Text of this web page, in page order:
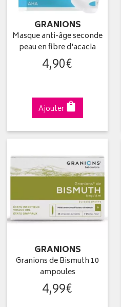
GRANIONS
Masque anti-âge seconde
peau en fibre d'acacia
4,90€
Ajouter
GRANIONS
Granions de Bismuth 10
ampoules
4,99€